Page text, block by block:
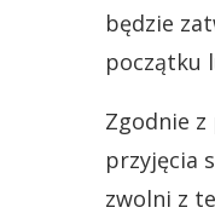
będzie
początku
Zgodnie z
przyjęcia
zwolni z